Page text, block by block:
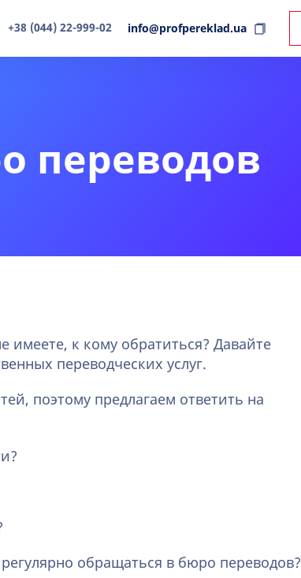
+38 (044) 22-999-02 info@profpereklad.ua
переводов
имеете, к кому обратиться? Давайте
переводческих услуг.
поэтому предлагаем ответить на
обращаться в бюро переводов?